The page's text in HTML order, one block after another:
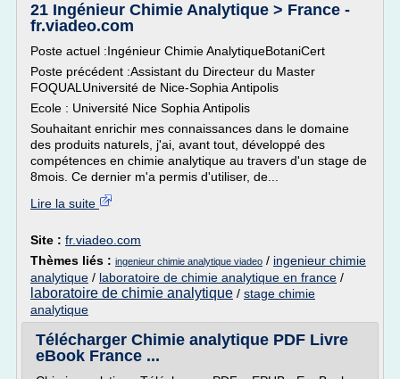
21 Ingénieur Chimie Analytique > France -
fr.viadeo.com
Poste actuel :Ingénieur Chimie AnalytiqueBotaniCert
Poste précédent :Assistant du Directeur du Master
FOQUALUniversité de Nice-Sophia Antipolis
Ecole : Université Nice Sophia Antipolis
Souhaitant enrichir mes connaissances dans le domaine
des produits naturels, j'ai, avant tout, développé des
compétences en chimie analytique au travers d'un stage de
8mois. Ce dernier m'a permis d'utiliser, de...
Lire la suite
Site : fr.viadeo.com
Thèmes liés : ingenieur chimie analytique viadeo / ingenieur chimie
analytique / laboratoire de chimie analytique en france /
laboratoire de chimie analytique / stage chimie
analytique
Télécharger Chimie analytique PDF Livre
eBook France ...